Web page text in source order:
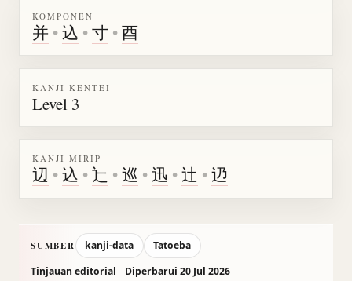
KOMPONEN
并 •込 •寸 •酉
KANJI KENTEI
Level 3
KANJI MIRIP
辺 •込 •辷 •巡 •迅 •辻 •辸
SUMBER kanji-data
Tatoeba
Tinjauan editorial
Diperbarui 20 Jul 2026